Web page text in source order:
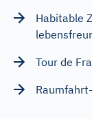
Habitable
Tour de